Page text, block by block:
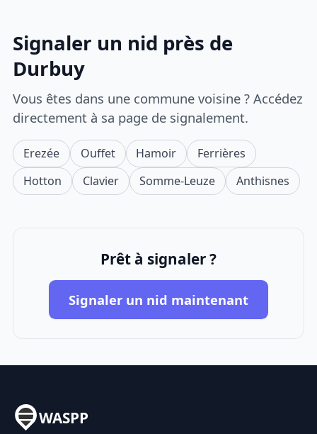
Signaler un nid près de
Durbuy
Vous êtes dans une commune voisine ? Accédez
directement à sa page de signalement.
Erezée Ouffet Hamoir
Ferrières
Hotton
Clavier Somme-Leuze Anthisnes
Prêt à signaler ?
Signaler un nid maintenant
WASPP